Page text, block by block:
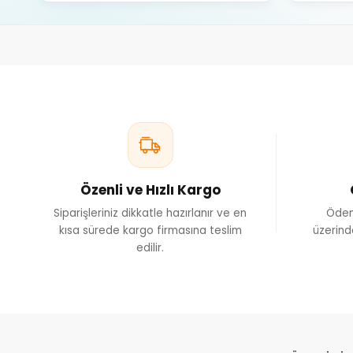
Özenli ve Hızlı Kargo
Siparişleriniz dikkatle hazırlanır ve en
kısa sürede kargo firmasına teslim
edilir.